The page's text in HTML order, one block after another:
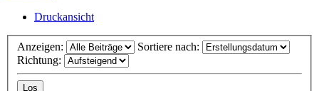
Druckansicht
Anzeigen:
Sortiere nach:
Richtung: